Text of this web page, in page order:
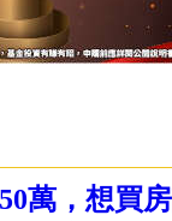
萬，想買